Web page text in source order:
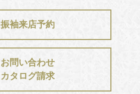
振袖来店予約
お問い合わせ
カタログ請求